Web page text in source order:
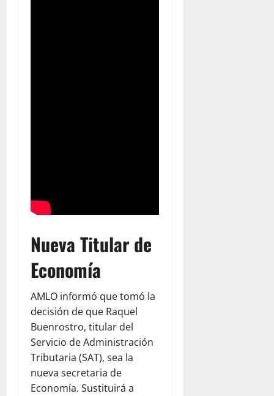
Nueva Titular de
Economía
AMLO informó que tomó la
decisión de que Raquel
Buenrostro, titular del
Servicio de Administración
Tributaria (SAT), sea la
nueva secretaria de
Economía. Sustituirá a